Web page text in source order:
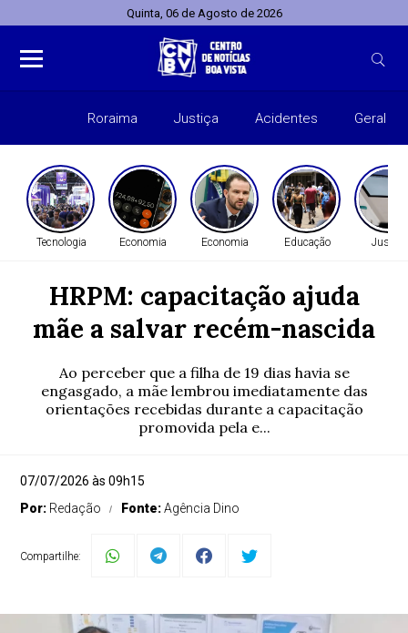
Quinta, 06 de Agosto de 2026
Roraima Justiça Acidentes Geral
Tecnologia Economia Economia Educação Justiça
HRPM: capacitação ajuda
mãe a salvar recém-nascida
Ao perceber que a filha de 19 dias havia se
engasgado, a mãe lembrou imediatamente das
orientações recebidas durante a capacitação
promovida pela e...
07/07/2026 às 09h15
Por: Redação Fonte:Agência Dino
Compartilhe: